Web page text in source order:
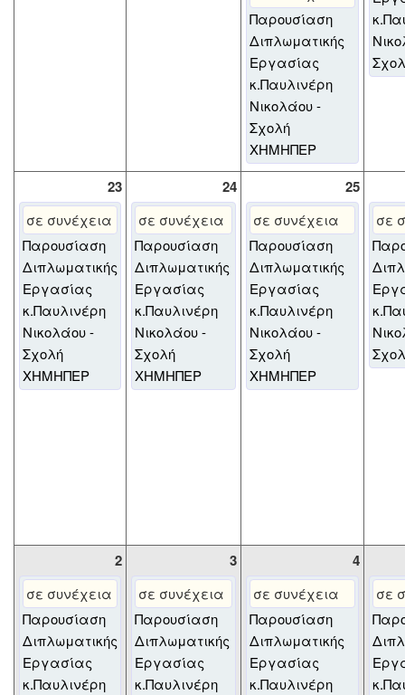
Παρουσίαση
Διπλωματικής
Εργασίας
κ.Παυλινέρη
Νικολάου -
Σχολή
ΧΗΜΗΠΕΡ
23 24 25
σε συνέχεια
Παρουσίαση
Διπλωματικής
Εργασίας
κ.Παυλινέρη
Νικολάου -
Σχολή
ΧΗΜΗΠΕΡ
σε συνέχεια
Παρουσίαση
Διπλωματικής
Εργασίας
κ.Παυλινέρη
Νικολάου -
Σχολή
ΧΗΜΗΠΕΡ
σε συνέχεια
Παρουσίαση
Διπλωματικής
Εργασίας
κ.Παυλινέρη
Νικολάου -
Σχολή
ΧΗΜΗΠΕΡ
σε
2 3 4
σε συνέχεια
Παρουσίαση
Διπλωματικής
Εργασίας
κ.Παυλινέρη
σε συνέχεια
Παρουσίαση
Διπλωματικής
Εργασίας
κ.Παυλινέρη
σε συνέχεια
Παρουσίαση
Διπλωματικής
Εργασίας
κ.Παυλινέρη
σε